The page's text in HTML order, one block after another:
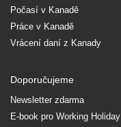
Počasí v Kanadě
Práce v Kanadě
Vrácení daní z Kanady
Doporučujeme
Newsletter zdarma
E-book pro Working Holiday